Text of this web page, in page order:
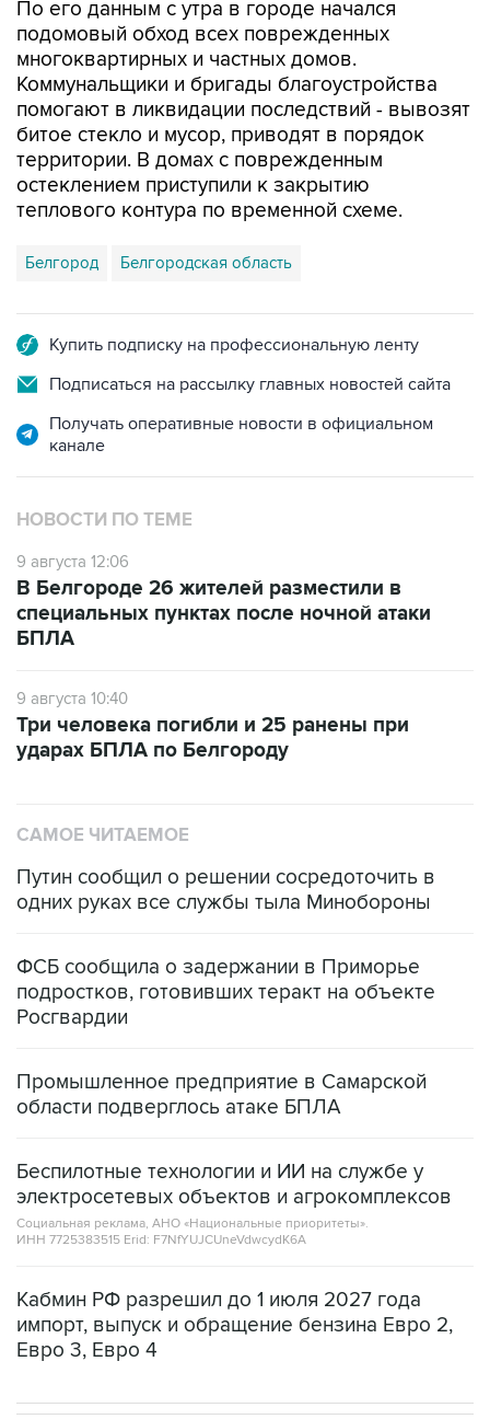
многоквартирных и частных домов.
Коммунальщики и бригады благоустройства
помогают в ликвидации последствий - вывозят
битое стекло и мусор, приводят в порядок
территории. В домах с поврежденным
остеклением приступили к закрытию
теплового контура по временной схеме.
Белгород Белгородская область
Подписаться на рассылку главных новостей сайта
Получать оперативные новости в официальном
НОВОСТИ ПО ТЕМЕ
9 августа 12:06
специальных пунктах после ночной атаки
БПЛА
ударах БПЛА по Белгороду
Путин сообщил о решении сосредоточить в
ФСБ сообщила о задержании в Приморье
Росгвардии
Промышленное предприятие в Самарской
Беспилотные технологии и ИИ на службе у
Социальная реклама, АНО «Национальные приоритеты».
ИНН 7725383515 Erid: F7NfYUJCUneVdwcydK6A
Кабмин РФ разрешил до 1 июля 2027 года
Евро 3, Евро 4